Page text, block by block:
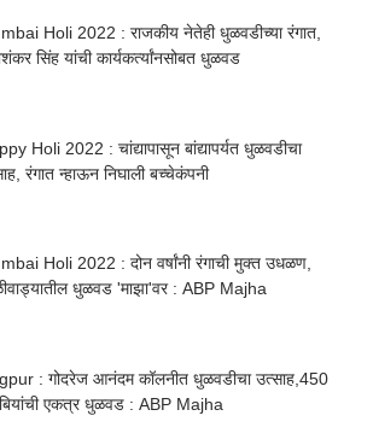
Holi 2022 : राजकीय नेतेही धुळवडीच्या रंगात,
सिंह यांची कार्यकर्त्यांनसोबत धुळवड
Holi 2022 : चांद्यापासून बांद्यापर्यत धुळवडीचा
रंगात न्हाऊन निघाली बच्चेकंपनी
Holi 2022 : दोन वर्षांनी रंगाची मुक्त उधळण,
धुळवड 'माझा'वर : ABP Majha
: गोदरेज आनंदम कॉलनीत धुळवडीचा उत्साह,450
एकत्र धुळवड : ABP Majha